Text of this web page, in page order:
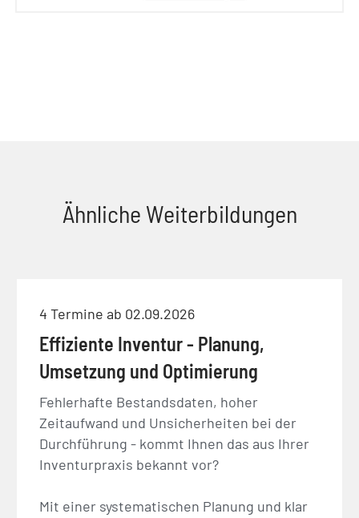
Ähnliche Weiterbildungen
4 Termine ab 02.09.2026
Effiziente Inventur - Planung,
Umsetzung und Optimierung
Fehlerhafte Bestandsdaten, hoher
Zeitaufwand und Unsicherheiten bei der
Durchführung - kommt Ihnen das aus Ihrer
Inventurpraxis bekannt vor?
Mit einer systematischen Planung und klar